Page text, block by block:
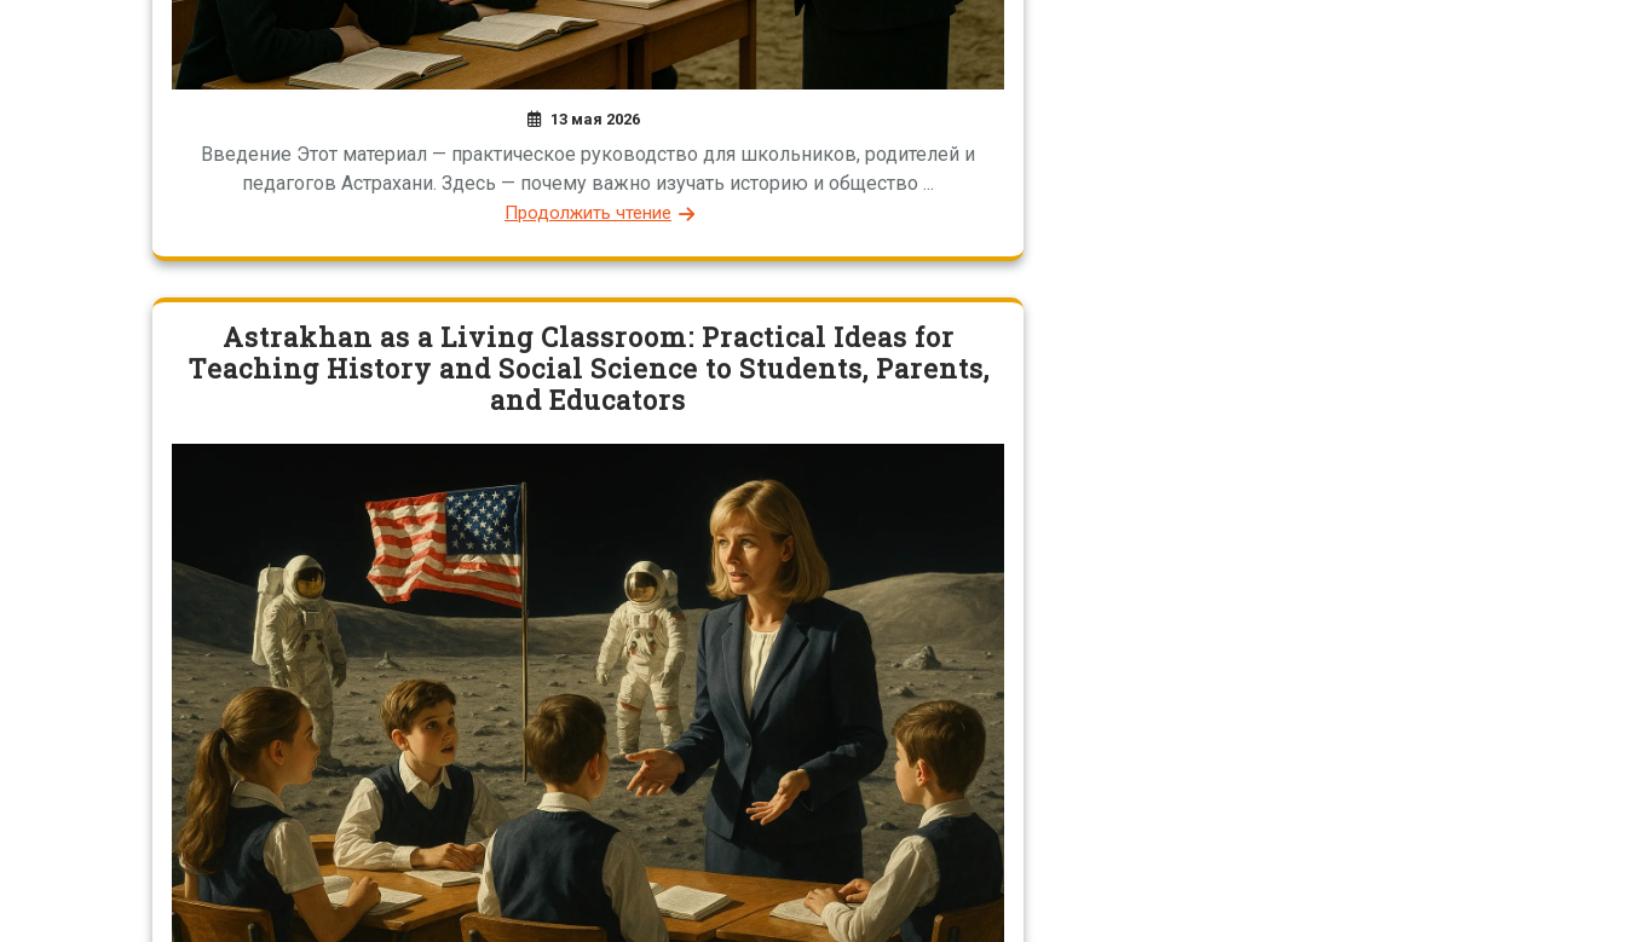
13 мая 2026
Введение Этот материал — практическое руководство для школьников, родителей и
педагогов Астрахани. Здесь — почему важно изучать историю и общество ...
Продолжить чтение
Astrakhan as a Living Classroom: Practical Ideas for
Teaching History and Social Science to Students, Parents,
and Educators